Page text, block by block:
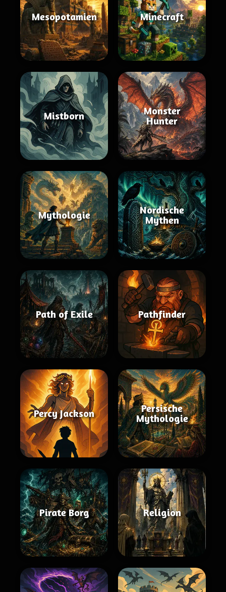
Mesopotamien Minecraft
Mistborn
Monster
Hunter
Mythologie
Nordische
Mythen
Path of Exile Pathfinder
Percy Jackson
Persische
Mythologie
Pirate Borg Religion